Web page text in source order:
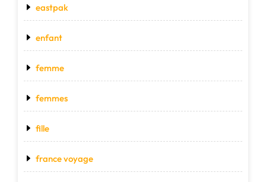
eastpak
enfant
femme
femmes
fille
france voyage